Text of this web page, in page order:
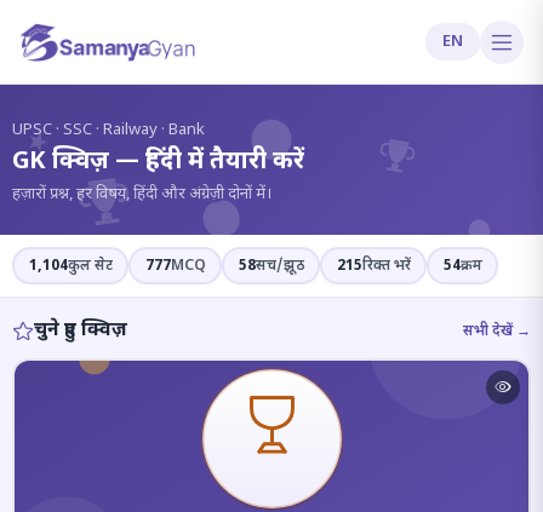
EN
?
UPSC · SSC · Railway · Bank
GK क्विज़ — हिंदी में तैयारी करें
हज़ारों प्रश्न, हर विषय, हिंदी और अंग्रेज़ी दोनों में।
1,104कुल सेट 777MCQ 58सच/झूठ 215रिक्त भरें 54क्रम
चुने हुए क्विज़ सभी देखें →